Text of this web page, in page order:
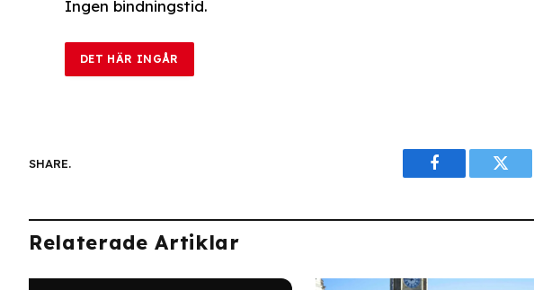
Ingen bindningstid.
DET HÄR INGÅR
SHARE.
Facebook
Relaterade Artiklar